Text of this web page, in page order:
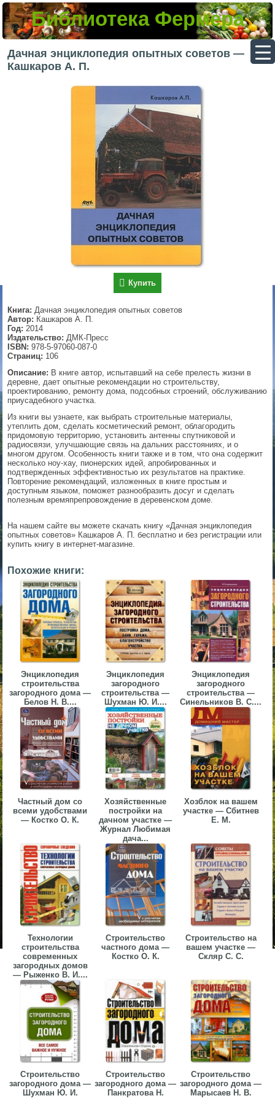
Библиотека Фермера
Дачная энциклопедия опытных советов —
Кашкаров А. П.
Купить
Книга: Дачная энциклопедия опытных советов
Автор: Кашкаров А. П.
Год: 2014
Издательство: ДМК-Пресс
ISBN: 978-5-97060-087-0
Страниц: 106
Описание: В книге автор, испытавший на себе прелесть жизни в
деревне, дает опытные рекомендации но строительству,
проектированию, ремонту дома, подсобных строений, обслуживанию
приусадебного участка.
Из книги вы узнаете, как выбрать строительные материалы,
утеплить дом, сделать косметический ремонт, облагородить
придомовую территорию, установить антенны спутниковой и
радиосвязи, улучшающие связь на дальних расстояниях, и о
многом другом. Особенность книги также и в том, что она содержит
несколько ноу-хау, пионерских идей, апробированных и
подтвержденных эффективностью их результатов на практике.
Повторение рекомендаций, изложенных в книге простым и
доступным языком, поможет разнообразить досуг и сделать
полезным времяпрепровождение в деревенском доме.
На нашем сайте вы можете скачать книгу «Дачная энциклопедия
опытных советов» Кашкаров А. П. бесплатно и без регистрации или
купить книгу в интернет-магазине.
Похожие книги:
Энциклопедия
строительства
загородного дома —
Белов Н. В....
Энциклопедия
загородного
строительства —
Шухман Ю. И....
Энциклопедия
загородного
строительства —
Синельников В. С....
Частный дом со
всеми удобствами
— Костко О. К.
Хозяйственные
постройки на
дачном участке —
Журнал Любимая
дача...
Хозблок на вашем
участке — Сбитнев
Е. М.
Технологии
строительства
современных
загородных домов
— Рыженко В. И....
Строительство
частного дома —
Костко О. К.
Строительство на
вашем участке —
Скляр С. С.
Строительство
загородного дома —
Шухман Ю. И.
Строительство
загородного дома —
Панкратова Н.
Строительство
загородного дома —
Марысаев Н. В.
▼
▼
▼
▼
▼
▼